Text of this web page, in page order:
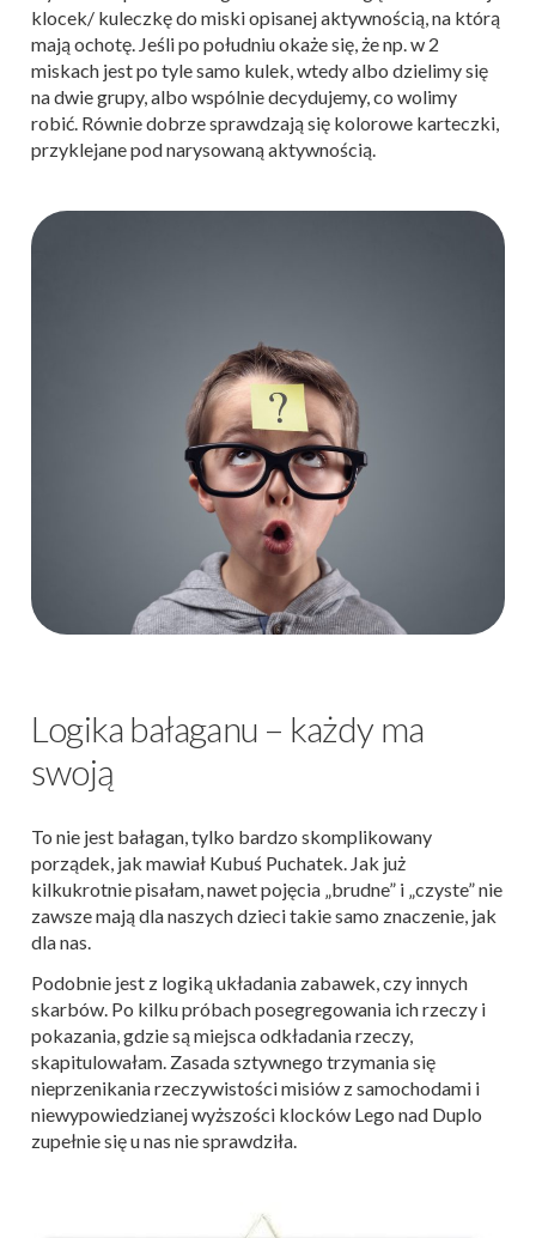
klocek/ kuleczkę do miski opisanej aktywnością, na którą
mają ochotę. Jeśli po południu okaże się, że np. w 2
miskach jest po tyle samo kulek, wtedy albo dzielimy się
na dwie grupy, albo wspólnie decydujemy, co wolimy
robić. Równie dobrze sprawdzają się kolorowe karteczki,
przyklejane pod narysowaną aktywnością.
Logika bałaganu – każdy ma
swoją
To nie jest bałagan, tylko bardzo skomplikowany
porządek, jak mawiał Kubuś Puchatek. Jak już
kilkukrotnie pisałam, nawet pojęcia „brudne” i „czyste” nie
zawsze mają dla naszych dzieci takie samo znaczenie, jak
dla nas.
Podobnie jest z logiką układania zabawek, czy innych
skarbów. Po kilku próbach posegregowania ich rzeczy i
pokazania, gdzie są miejsca odkładania rzeczy,
skapitulowałam. Zasada sztywnego trzymania się
nieprzenikania rzeczywistości misiów z samochodami i
niewypowiedzianej wyższości klocków Lego nad Duplo
zupełnie się u nas nie sprawdziła.